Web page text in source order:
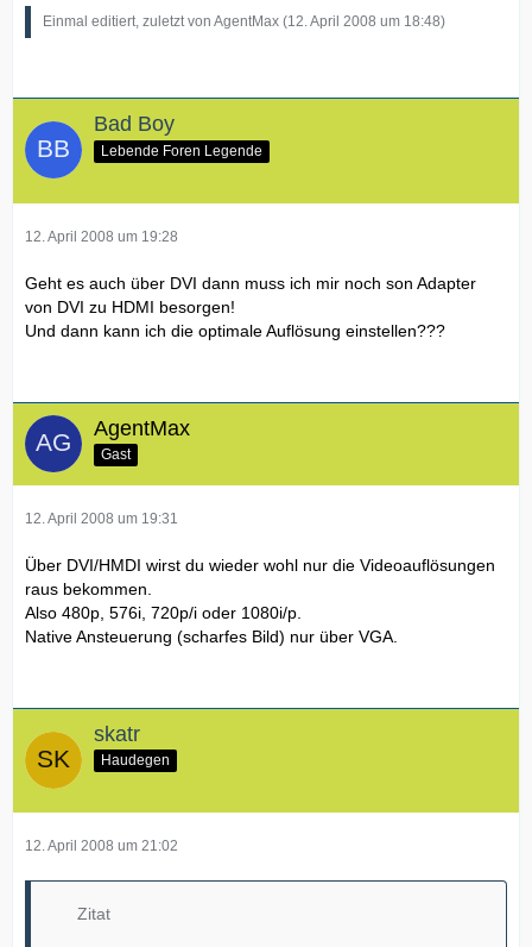
Einmal editiert, zuletzt von AgentMax (12. April 2008 um 18:48)
Bad Boy
Lebende Foren Legende
12. April 2008 um 19:28
Geht es auch über DVI dann muss ich mir noch son Adapter
von DVI zu HDMI besorgen!
Und dann kann ich die optimale Auflösung einstellen???
AgentMax
Gast
12. April 2008 um 19:31
Über DVI/HMDI wirst du wieder wohl nur die Videoauflösungen
raus bekommen.
Also 480p, 576i, 720p/i oder 1080i/p.
Native Ansteuerung (scharfes Bild) nur über VGA.
skatr
Haudegen
12. April 2008 um 21:02
Zitat